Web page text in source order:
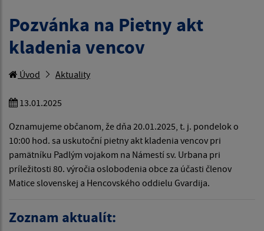
Pozvánka na Pietny akt
kladenia vencov
Úvod Aktuality
13.01.2025
Oznamujeme občanom, že dňa 20.01.2025, t. j. pondelok o
10:00 hod. sa uskutoční pietny akt kladenia vencov pri
pamätníku Padlým vojakom na Námestí sv. Urbana pri
príležitosti 80. výročia oslobodenia obce za účasti členov
Matice slovenskej a Hencovského oddielu Gvardija.
Zoznam aktualít: